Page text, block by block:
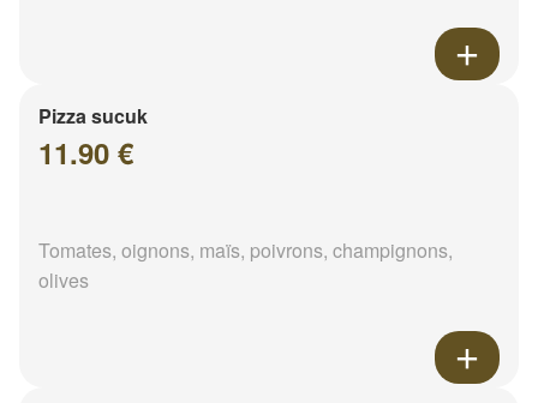
Pizza sucuk
11.90 €
Tomates, oignons, maïs, poivrons, champignons,
olives